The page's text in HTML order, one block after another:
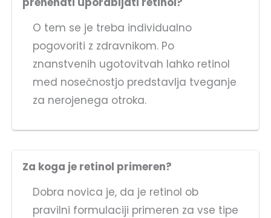
O tem se je treba individualno
pogovoriti z zdravnikom. Po
znanstvenih ugotovitvah lahko retinol
med nosečnostjo predstavlja tveganje
za nerojenega otroka.
Za koga je retinol primeren?
Dobra novica je, da je retinol ob
pravilni formulaciji primeren za vse tipe